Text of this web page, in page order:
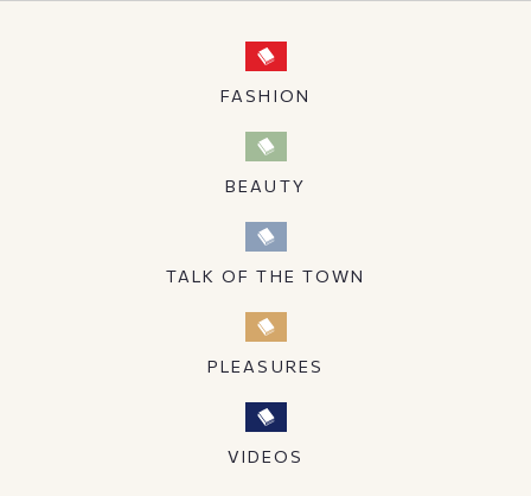
FASHION
BEAUTY
TALK OF THE TOWN
PLEASURES
VIDEOS